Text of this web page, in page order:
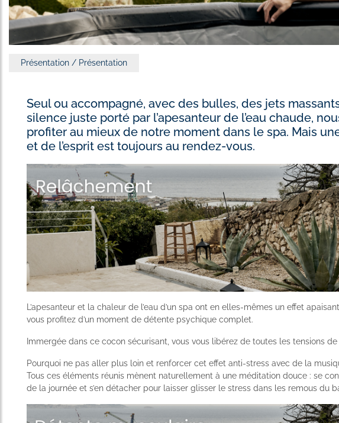
Présentation / Présentation
Seul ou accompagné, avec des bulles, des jets
silence juste porté par l’apesanteur de l’eau chaude,
profiter au mieux de notre moment dans le spa. Mais
et de l’esprit est toujours au rendez-vous.
L’apesanteur et la chaleur de l’eau d’un spa ont en elles-mêmes un effet
vous profitez d’un moment de détente psychique complet.
Immergée dans ce cocon sécurisant, vous vous libérez de toutes les tensions de
Pourquoi ne pas aller plus loin et renforcer cet effet anti-stress avec de la
Tous ces éléments réunis mènent naturellement à une méditation douce : se
de la journée et s’en détacher pour laisser glisser le stress dans les remous du